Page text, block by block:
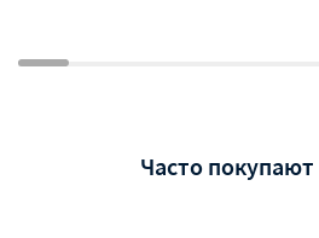
Часто покупают